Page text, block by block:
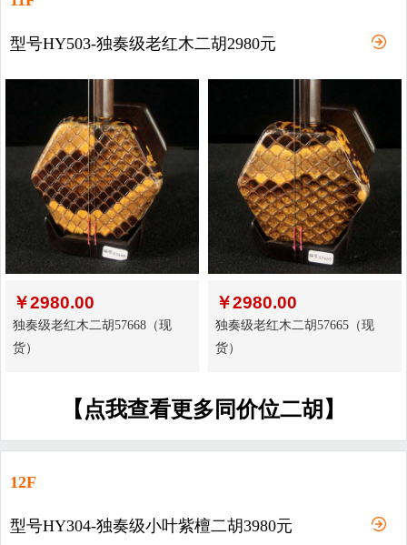
型号HY503-独奏级老红木二胡2980元
￥2980.00
独奏级老红木二胡57668（现
货）
￥2980.00
独奏级老红木二胡57665（现
货）
【点我查看更多同价位二胡】
12F
型号HY304-独奏级小叶紫檀二胡3980元